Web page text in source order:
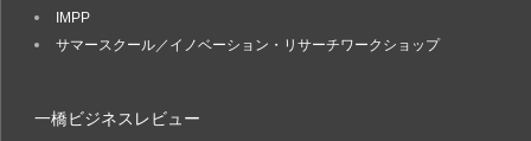
IMPP
サマースクール／イノベーション・リサーチワークショップ
一橋ビジネスレビュー